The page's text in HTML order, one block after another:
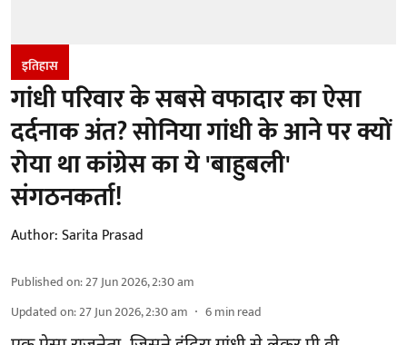
इतिहास
गांधी परिवार के सबसे वफादार का ऐसा
दर्दनाक अंत? सोनिया गांधी के आने पर क्यों
रोया था कांग्रेस का ये 'बाहुबली'
संगठनकर्ता!
Author:Sarita Prasad
Published on:27 Jun 2026, 2:30 am
Updated on:27 Jun 2026, 2:30 am 6min read